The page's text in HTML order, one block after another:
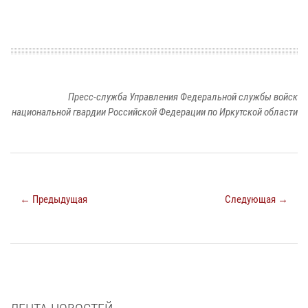
Пресс-служба Управления Федеральной службы войск
национальной гвардии Российской Федерации по Иркутской области
← Предыдущая Следующая →